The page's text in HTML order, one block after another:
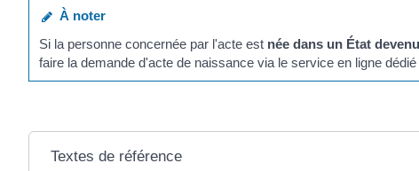
À noter
Si la personne concernée par l'acte est née dans un État
faire la demande d'acte de naissance via le service en ligne
Textes de référence